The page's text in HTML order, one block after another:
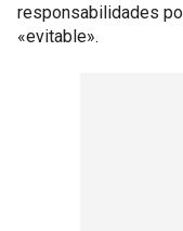
responsabilidades
«evitable».